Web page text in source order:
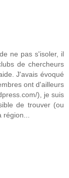
ne pas s'isoler, il
de chercheurs
J'avais évoqué
ont d'ailleurs
), je suis
de trouver (ou